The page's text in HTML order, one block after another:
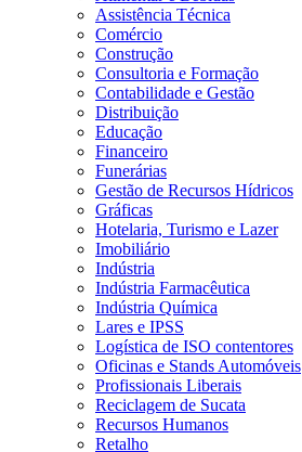
Assistência Técnica
Comércio
Construção
Consultoria e Formação
Contabilidade e Gestão
Distribuição
Educação
Financeiro
Funerárias
Gestão de Recursos Hídricos
Gráficas
Hotelaria, Turismo e Lazer
Imobiliário
Indústria
Indústria Farmacêutica
Indústria Química
Lares e IPSS
Logística de ISO contentores
Oficinas e Stands Automóveis
Profissionais Liberais
Reciclagem de Sucata
Recursos Humanos
Retalho